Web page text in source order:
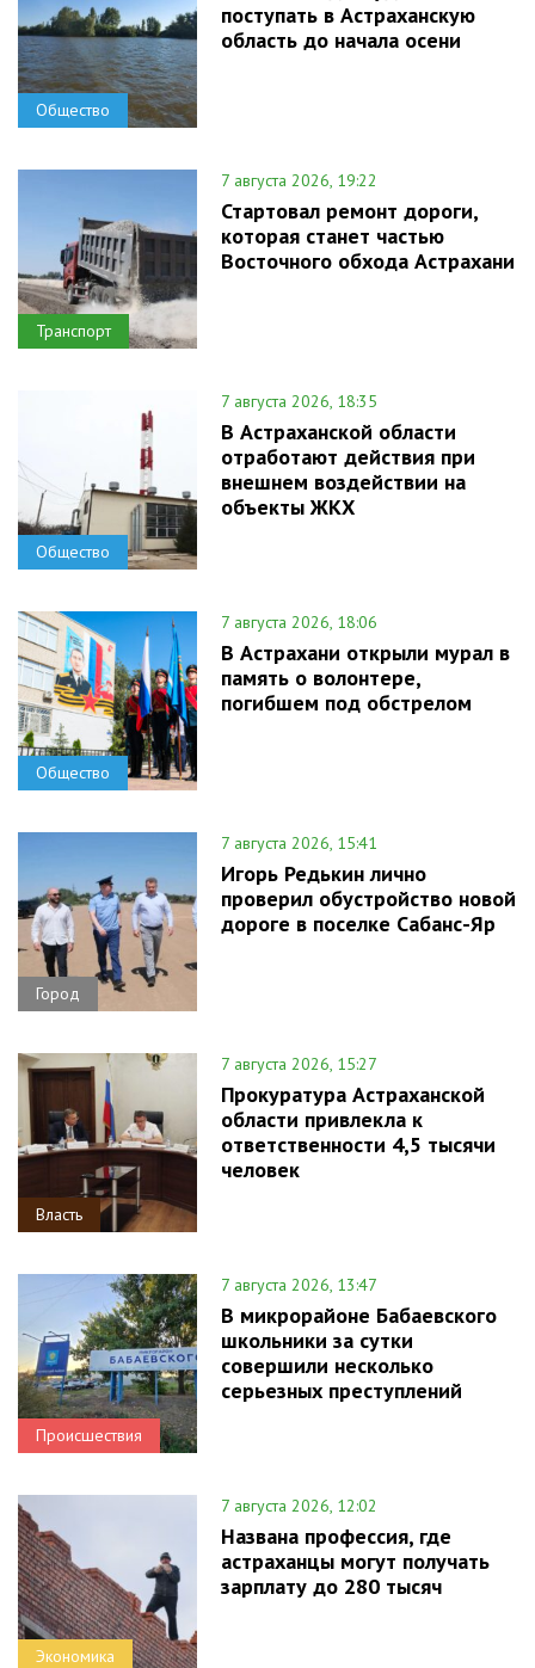
Общество
поступать в Астраханскую
область до начала осени
Транспорт
7 августа 2026, 19:22
Стартовал ремонт дороги,
которая станет частью
Восточного обхода Астрахани
Общество
7 августа 2026, 18:35
В Астраханской области
отработают действия при
внешнем воздействии на
объекты ЖКХ
Общество
7 августа 2026, 18:06
В Астрахани открыли мурал в
память о волонтере,
погибшем под обстрелом
Город
7 августа 2026, 15:41
Игорь Редькин лично
проверил обустройство новой
дороге в поселке Сабанс-Яр
Власть
7 августа 2026, 15:27
Прокуратура Астраханской
области привлекла к
ответственности 4,5 тысячи
человек
Происшествия
7 августа 2026, 13:47
В микрорайоне Бабаевского
школьники за сутки
совершили несколько
серьезных преступлений
Экономика
7 августа 2026, 12:02
Названа профессия, где
астраханцы могут получать
зарплату до 280 тысяч